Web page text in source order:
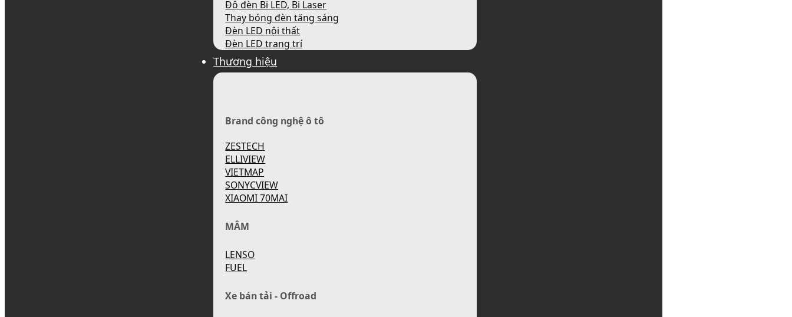
Độ đèn Bi LED, Bi Laser
Thay bóng đèn tăng sáng
Đèn LED nội thất
Đèn LED trang trí
Thương hiệu
Brand công nghệ ô tô
ZESTECH
ELLIVIEW
VIETMAP
SONYCVIEW
XIAOMI 70MAI
MÂM
LENSO
FUEL
Xe bán tải - Offroad